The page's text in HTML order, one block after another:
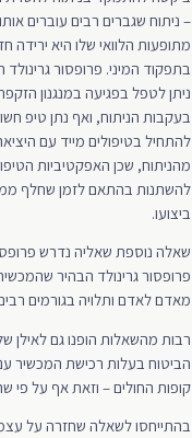
– ניתוח שגברים רבים עוברים
מתופעות הלוואי שלו היא ירידה
בתפקוד המיני. פרופסור גרינולד
ניתן לטפל בפגיעה במנגנון
בעקבות הניתוח, ואף נתן טיפ
להתחיל בטיפולים מייד עם
מהניתוח, שכן האפקטיביות
להשתנות בהתאם לזמן שחלף
ביצועו.
שאלה נוספת שאליה נדרש
פרופסור גרינולד הבהיר
מאדם לאדם ותלויה בגורמים
רבות מהשאלות הופנו גם לאילן
הביטוח בעלות רכישת המכשיר
קופות החולים – וזאת אף על פי
בהתייחסו לשאלה שחזרה על